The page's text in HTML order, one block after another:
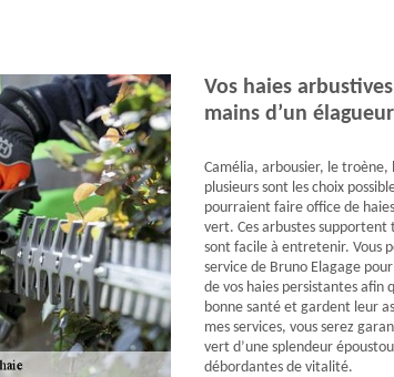
Vos haies
mains d’un
Camélia, arbousier, le
plusieurs sont les choix
pourraient faire office de
vert. Ces arbustes
sont facile à entretenir. Vous
service de Bruno Elagage
de vos haies persistantes afin
bonne santé et gardent leur
mes services, vous serez
vert d’une splendeur
débordantes de vitalité.